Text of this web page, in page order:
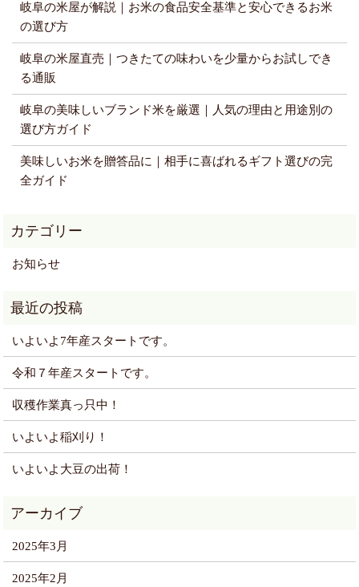
岐阜の米屋が解説｜お米の食品安全基準と安心できるお米
の選び方
岐阜の米屋直売｜つきたての味わいを少量からお試しでき
る通販
岐阜の美味しいブランド米を厳選｜人気の理由と用途別の
選び方ガイド
美味しいお米を贈答品に｜相手に喜ばれるギフト選びの完
全ガイド
お知らせ
いよいよ7年産スタートです。
令和７年産スタートです。
収穫作業真っ只中！
いよいよ稲刈り！
いよいよ大豆の出荷！
2025年3月
2025年2月